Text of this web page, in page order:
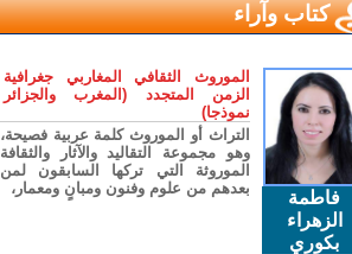
كتاب وآراء
فاطمة
الزهراء
بكوري
الموروث الثقافي المغاربي جغرافية
الزمن المتجدد (المغرب والجزائر
نموذجا)
التراث أو الموروث كلمة عربية فصيحة،
وهو مجموعة التقاليد والآثار والثقافة
الموروثة التي تركها السابقون لمن
بعدهم من علوم وفنون ومبانٍ ومعمار،